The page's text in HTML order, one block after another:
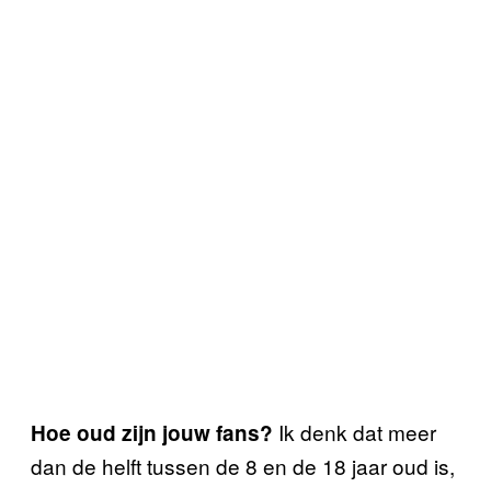
Hoe oud zijn jouw fans? Ik denk dat meer
dan de helft tussen de 8 en de 18 jaar oud is,